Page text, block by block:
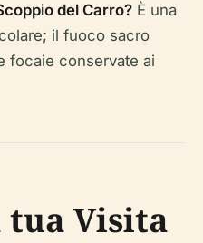
del Carro? È una
il fuoco sacro
focaie conservate ai
Visita